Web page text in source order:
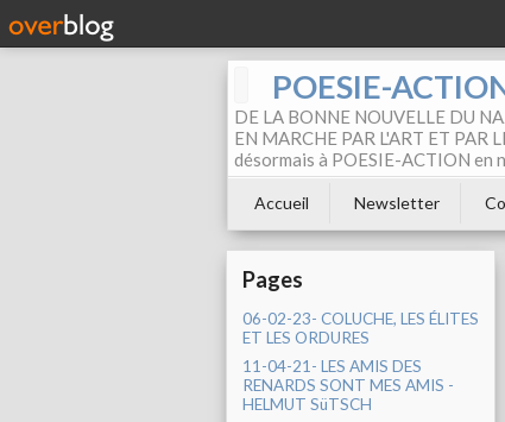
POESIE-
DE LA BONNE NOUVELLE DU
EN MARCHE PAR L'ART ET PAR
désormais à POESIE-ACTION
Accueil Newsletter
Pages
06-02-23- COLUCHE, LES ÉLITES
ET LES ORDURES
11-04-21- LES AMIS DES
RENARDS SONT MES AMIS -
HELMUT SüTSCH